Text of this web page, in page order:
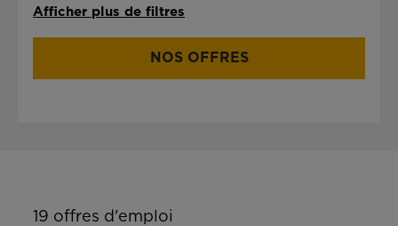
Afficher plus de filtres
NOS OFFRES
19 offres d'emploi